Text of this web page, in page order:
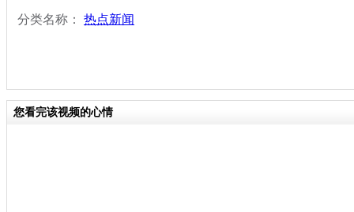
分类名称： 热点新闻
您看完该视频的心情